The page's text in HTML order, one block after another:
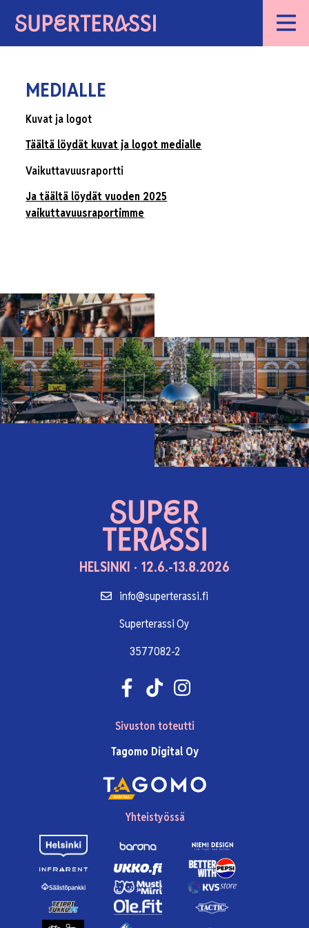
MEDIALLE
Kuvat ja logot
Täältä löydät kuvat ja logot medialle
Vaikuttavuusraportti
Ja täältä löydät vuoden 2025
vaikuttavuusraportimme
HELSINKI · 12.6.-13.8.2026
info@superterassi.fi
Superterassi Oy
3577082-2
Sivuston toteutti
Tagomo Digital Oy
Yhteistyössä